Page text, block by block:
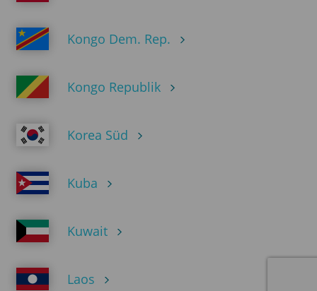
Kongo Dem. Rep.
Kongo Republik
Korea Süd
Kuba
Kuwait
Laos